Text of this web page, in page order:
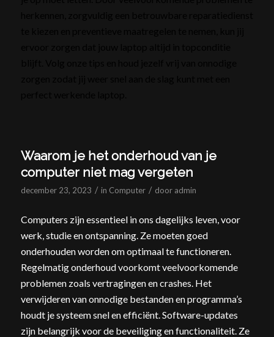
Waarom je het onderhoud van je
computer niet mag vergeten
december 23, 2023 / in Computer / door admin
Computers zijn essentieel in ons dagelijks leven, voor
werk, studie en ontspanning. Ze moeten goed
onderhouden worden om optimaal te functioneren.
Regelmatig onderhoud voorkomt veelvoorkomende
problemen zoals vertragingen en crashes. Het
verwijderen van onnodige bestanden en programma’s
houdt je systeem snel en efficiënt. Software-updates
zijn belangrijk voor de beveiliging en functionaliteit. Ze